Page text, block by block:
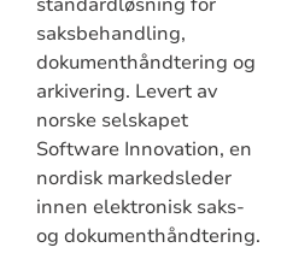
saksbehandling,
dokumenthåndtering og
arkivering. Levert av
norske selskapet
Software Innovation, en
nordisk markedsleder
innen elektronisk saks-
og dokumenthåndtering.